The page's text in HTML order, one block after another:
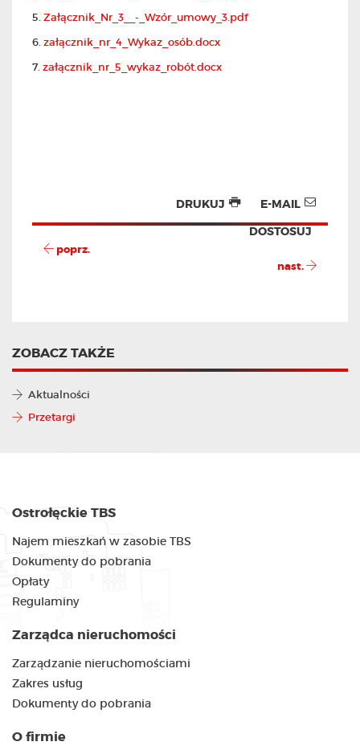
5. Załącznik_Nr_3__-_Wzór_umowy_3.pdf
6. załącznik_nr_4_Wykaz_osób.docx
7. załącznik_nr_5_wykaz_robót.docx
E-MAIL
DRUKUJ
DOSTOSUJ
poprz.
nast.
ZOBACZ TAKŻE
Aktualności
Przetargi
Ostrołęckie TBS
Najem mieszkań w zasobie TBS
Dokumenty do pobrania
Opłaty
Regulaminy
Zarządca nieruchomości
Zarządzanie nieruchomościami
Zakres usług
Dokumenty do pobrania
O firmie